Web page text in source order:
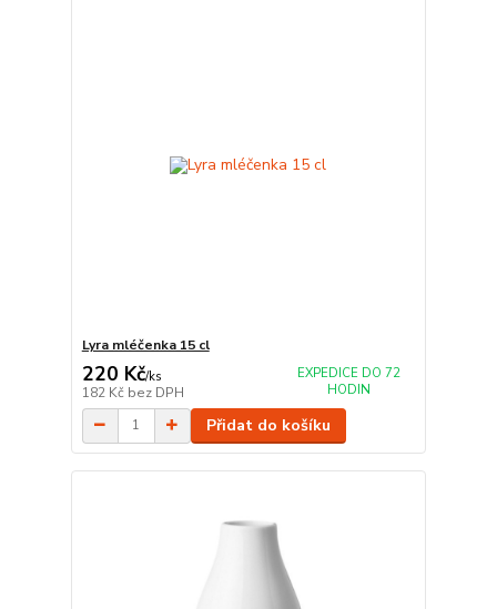
Lyra mléčenka 15 cl
220 Kč/ks
182 Kč bez DPH
EXPEDICE DO 72
HODIN
Přidat do košíku